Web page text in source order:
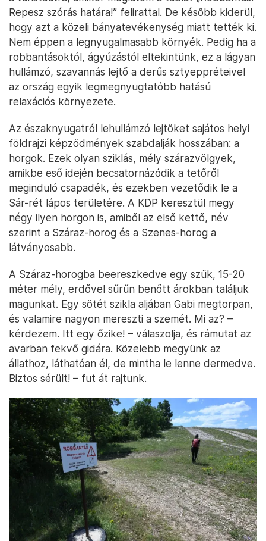
Repesz szórás határa!” felirattal. De később kiderül,
hogy azt a közeli bányatevékenység miatt tették ki.
Nem éppen a legnyugalmasabb környék. Pedig ha a
robbantásoktól, ágyúzástól eltekintünk, ez a lágyan
hullámzó, szavannás lejtő a derűs sztyeppréteivel
az ország egyik legmegnyugtatóbb hatású
relaxációs környezete.
Az északnyugatról lehullámzó lejtőket sajátos helyi
földrajzi képződmények szabdalják hosszában: a
horgok. Ezek olyan sziklás, mély szárazvölgyek,
amikbe eső idején becsatornázódik a tetőről
meginduló csapadék, és ezekben vezetődik le a
Sár-rét lápos területére. A KDP keresztül megy
négy ilyen horgon is, amiből az első kettő, név
szerint a Száraz-horog és a Szenes-horog a
látványosabb.
A Száraz-horogba beereszkedve egy szűk, 15-20
méter mély, erdővel sűrűn benőtt árokban találjuk
magunkat. Egy sötét szikla aljában Gabi megtorpan,
és valamire nagyon mereszti a szemét. Mi az? –
kérdezem. Itt egy őzike! – válaszolja, és rámutat az
avarban fekvő gidára. Közelebb megyünk az
állathoz, láthatóan él, de mintha le lenne dermedve.
Biztos sérült! – fut át rajtunk.